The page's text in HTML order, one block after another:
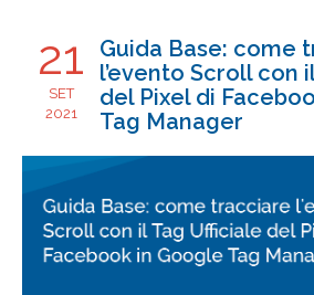
21
SET
2021
Guida Base: come
l’evento Scroll con
del Pixel di
Tag Manager